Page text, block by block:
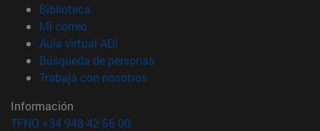
Biblioteca
Mi correo(abre en nueva ventana)
Aula virtual ADI
Búsqueda de personas(abre en nueva ventana)
Trabaja con nosotros(abre en nueva ventana)
Información
TFNO +34 948 42 56 00